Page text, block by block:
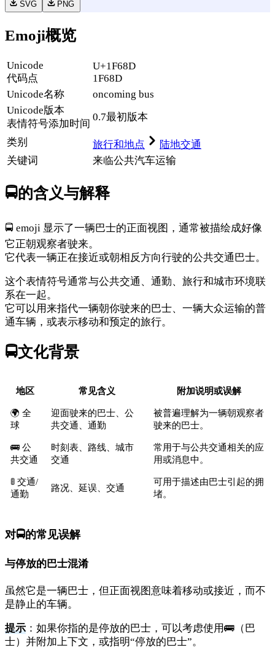
SVG PNG
Emoji概览
Unicode
代码点
U+1F68D
1F68D
Unicode名称
oncoming bus
Unicode版本
表情符号添加时间
0.7最初版本
类别 旅行和地点
陆地交通
关键词
来临公共汽车运输
🚍的含义与解释
🚍 emoji 显示了一辆巴士的正面视图，通常被描绘成好像
它正朝观察者驶来。
它代表一辆正在接近或朝相反方向行驶的公共交通巴士。
这个表情符号通常与公共交通、通勤、旅行和城市环境联
系在一起。
它可以用来指代一辆朝你驶来的巴士、一辆大众运输的普
通车辆，或表示移动和预定的旅行。
🚍文化背景
地区 常见含义 附加说明或误解
🌍 全
球
迎面驶来的巴士、公
共交通、通勤
被普遍理解为一辆朝观察者
驶来的巴士。
🚌 公
共交通
时刻表、路线、城市
交通
常用于与公共交通相关的应
用或消息中。
🚦 交通/
通勤
路况、延误、交通
可用于描述由巴士引起的拥
堵。
对🚍的常见误解
与停放的巴士混淆
虽然它是一辆巴士，但正面视图意味着移动或接近，而不
是静止的车辆。
提示 ：如果你指的是停放的巴士，可以考虑使用🚌（巴
士）并附加上下文，或指明“停放的巴士”。